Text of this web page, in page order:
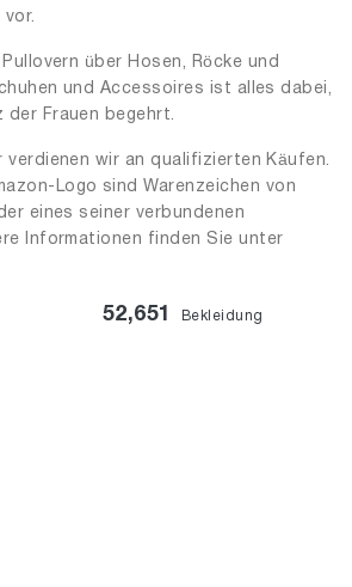
vor.
über Hosen, Röcke und
und Accessoires ist alles dabei,
der Frauen begehrt.
verdienen wir an qualifizierten Käufen.
Logo sind Warenzeichen von
eines seiner verbundenen
Informationen finden Sie unter
52,651 Bekleidung